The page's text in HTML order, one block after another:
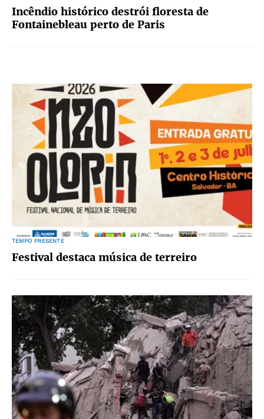
Incêndio histórico destrói floresta de
Fontainebleau perto de Paris
TEMPO PRESENTE
Festival destaca música de terreiro